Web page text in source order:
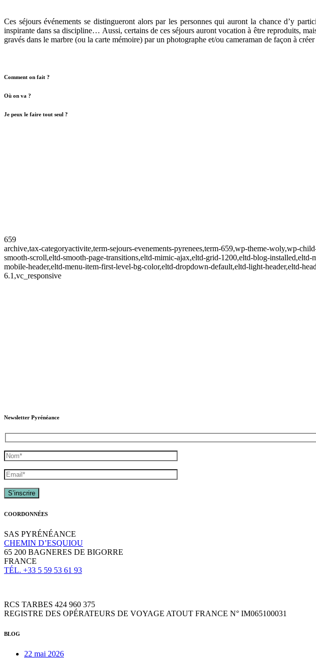
Ces séjours événements se distingueront alors par les personnes qui auront la chance d’y
inspirante dans sa discipline… Aussi, certains de ces séjours auront vocation à être reproduits,
gravés dans le marbre (ou la carte mémoire) par un photographe et/ou cameraman de façon à
Comment on fait ?
Où on va ?
Je peux le faire tout seul ?
659
archive,tax-categoryactivite,term-sejours-evenements-pyrenees,term-659,wp-theme-woly,wp-
smooth-scroll,eltd-smooth-page-transitions,eltd-mimic-ajax,eltd-grid-1200,eltd-blog-
mobile-header,eltd-menu-item-first-level-bg-color,eltd-dropdown-default,eltd-light-header,eltd-
6.1,vc_responsive
Newsletter Pyrénéance
COORDONNÉES
SAS PYRÉNÉANCE
CHEMIN D’ESQUIOU
65 200 BAGNERES DE BIGORRE
FRANCE
TÉL. +33 5 59 53 61 93
RCS TARBES 424 960 375
REGISTRE DES OPÉRATEURS DE VOYAGE ATOUT FRANCE N° IM065100031
BLOG
22 mai 2026